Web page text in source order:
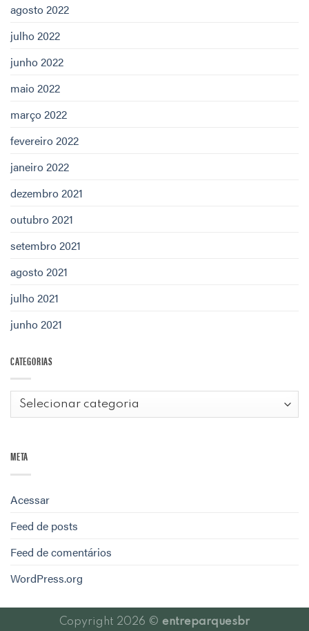
agosto 2022
julho 2022
junho 2022
maio 2022
março 2022
fevereiro 2022
janeiro 2022
dezembro 2021
outubro 2021
setembro 2021
agosto 2021
julho 2021
junho 2021
CATEGORIAS
Categorias
META
Acessar
Feed de posts
Feed de comentários
WordPress.org
Copyright 2026 © entreparquesbr